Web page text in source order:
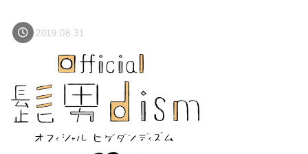
2019.08.31